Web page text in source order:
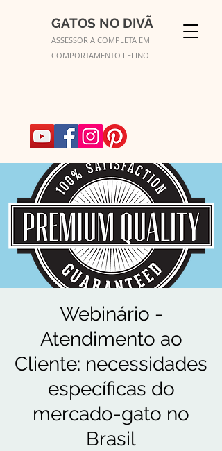
GATOS NO DIVÃ
ASSESSORIA COMPLETA EM
COMPORTAMENTO FELINO
Webinário -
Atendimento ao
Cliente: necessidades
específicas do
mercado-gato no
Brasil